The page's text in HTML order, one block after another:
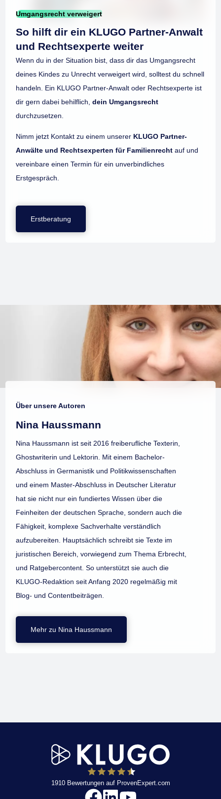
Umgangsrecht verweigert
So hilft dir ein KLUGO Partner-Anwalt
und Rechtsexperte weiter
Wenn du in der Situation bist, dass dir das Umgangsrecht
deines Kindes zu Unrecht verweigert wird, solltest du schnell
handeln. Ein KLUGO Partner-Anwalt oder Rechtsexperte ist
dir gern dabei behilflich,dein Umgangsrecht
durchzusetzen.
Nimm jetzt Kontakt zu einem unserer KLUGO Partner-
Anwälte und Rechtsexperten für Familienrecht auf und
vereinbare einen Termin für ein unverbindliches
Erstgespräch.
Erstberatung
Über unsere Autoren
Nina Haussmann
Nina Haussmann ist seit 2016 freiberufliche Texterin,
Ghostwriterin und Lektorin. Mit einem Bachelor-
Abschluss in Germanistik und Politikwissenschaften
und einem Master-Abschluss in Deutscher Literatur
hat sie nicht nur ein fundiertes Wissen über die
Feinheiten der deutschen Sprache, sondern auch die
Fähigkeit, komplexe Sachverhalte verständlich
aufzubereiten. Hauptsächlich schreibt sie Texte im
juristischen Bereich, vorwiegend zum Thema Erbrecht,
und Ratgebercontent. So unterstützt sie auch die
KLUGO-Redaktion seit Anfang 2020 regelmäßig mit
Blog- und Contentbeiträgen.
Mehr zu Nina Haussmann
1910Bewertungen auf ProvenExpert.com